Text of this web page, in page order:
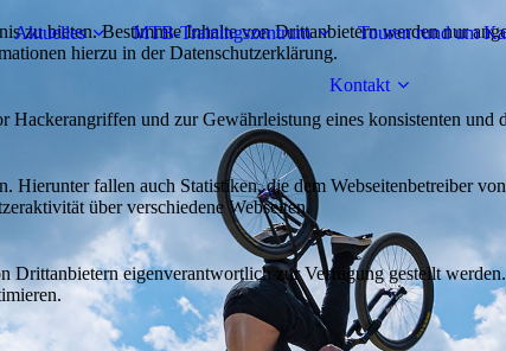
Aktuelles MTB-Trainingszentrum Touren rund um
Kontakt
zu bieten. Bestimmte Inhalte von Drittanbietern werden nur
hierzu in der Datenschutzerklärung.
und zur Gewährleistung eines konsistenten und
fallen auch Statistiken, die dem Webseitenbetreiber
über verschiedene Webseiten.
Drittanbietern eigenverantwortlich zur Verfügung gestellt